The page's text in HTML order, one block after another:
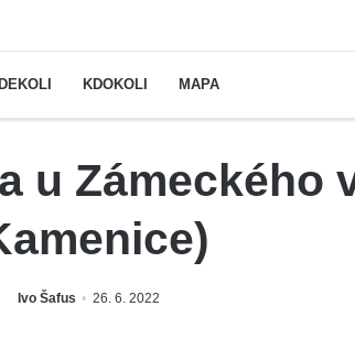
KDOKOLI MAPA
u Zámeckého
Ivo Šafus 26. 6. 2022